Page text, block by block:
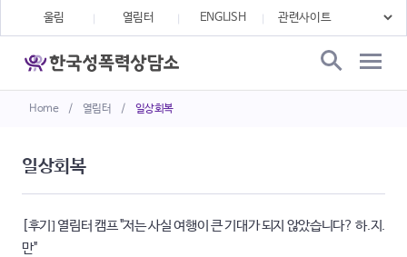
Home / 열림터 / 일상회복
울림 열림터 ENGLISH
일상회복
[후기] 열림터 캠프 "저는 사실 여행이 큰 기대가 되지 않았습니다? 하.지.
만"